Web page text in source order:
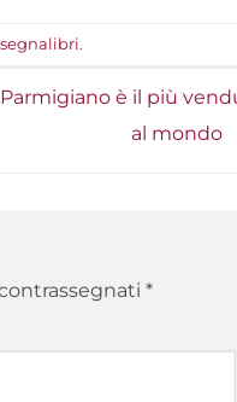
segnalibri.
è il più
al mondo
*